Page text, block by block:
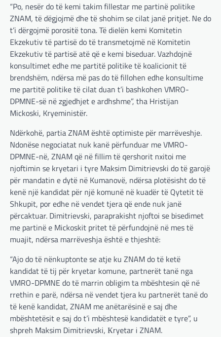
“Po, nesër do të kemi takim fillestar me partinë politike
ZNAM, të dëgjojmë dhe të shohim se cilat janë pritjet. Ne do
t’i dërgojmë porositë tona. Të dielën kemi Komitetin
Ekzekutiv të partisë do të transmetojmë në Komitetin
Ekzekutiv të partisë atë që e kemi biseduar. Vazhdojnë
konsultimet edhe me partitë politike të koalicionit të
brendshëm, ndërsa më pas do të fillohen edhe konsultime
me partitë politike të cilat duan t’i bashkohen VMRO-
DPMNE-së në zgjedhjet e ardhshme”, tha Hristijan
Mickoski, Kryeministër.
Ndërkohë, partia ZNAM është optimiste për marrëveshje.
Ndonëse negociatat nuk kanë përfunduar me VMRO-
DPMNE-në, ZNAM që në fillim të qershorit nxitoi me
njoftimin se kryetari i tyre Maksim Dimitrievski do të garojë
për mandatin e dytë në Kumanovë, ndërsa plotësisht do të
kenë një kandidat për një komunë në kuadër të Qytetit të
Shkupit, por edhe në vendet tjera që ende nuk janë
përcaktuar. Dimitrievski, paraprakisht njoftoi se bisedimet
me partinë e Mickoskit pritet të përfundojnë në mes të
muajit, ndërsa marrëveshja është e thjeshtë:
“Ajo do të nënkuptonte se atje ku ZNAM do të ketë
kandidat të tij për kryetar komune, partnerët tanë nga
VMRO-DPMNE do të marrin obligim ta mbështesin që në
rrethin e parë, ndërsa në vendet tjera ku partnerët tanë do
të kenë kandidat, ZNAM me anëtarësinë e saj dhe
mbështetësit e saj do t’i mbështesë kandidatët e tyre”, u
shpreh Maksim Dimitrievski, Кryetar i ZNAM.